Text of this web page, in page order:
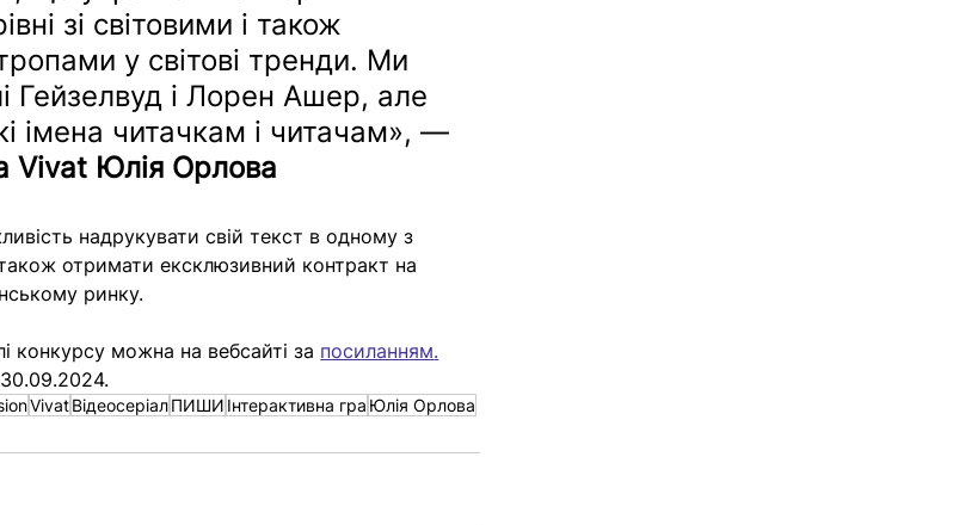
зі світовими і також
у світові тренди. Ми
Гейзелвуд і Лорен Ашер, але
імена читачкам і читачам», —
Vivat Юлія Орлова
надрукувати свій текст в одному з
отримати ексклюзивний контракт на
ринку.
конкурсу можна на вебсайті за посиланням.
VivatВідеосеріалПИШИ Інтерактивна гра Юлія Орлова